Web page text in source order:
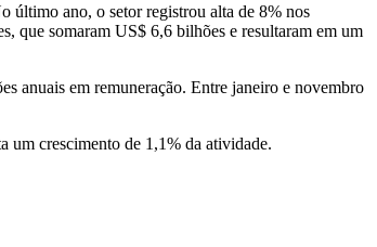
último ano, o setor registrou alta de 8% nos
que somaram US$ 6,6 bilhões e resultaram em um
anuais em remuneração. Entre janeiro e novembro
um crescimento de 1,1% da atividade.